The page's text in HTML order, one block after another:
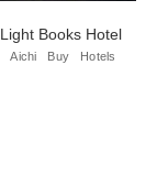
Books Hotel
Aichi Buy Hotels